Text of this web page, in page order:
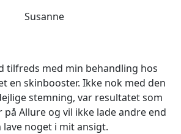
Susanne
tilfreds med min behandling hos
en skinbooster. Ikke nok med den
stemning, var resultatet som
på Allure og vil ikke lade andre end
lave noget i mit ansigt.